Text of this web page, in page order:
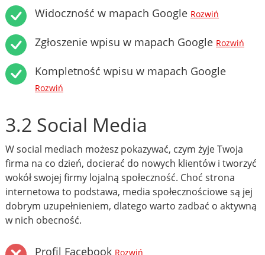
Widoczność w mapach Google Rozwiń
Zgłoszenie wpisu w mapach Google Rozwiń
Kompletność wpisu w mapach Google
Rozwiń
3.2 Social Media
W social mediach możesz pokazywać, czym żyje Twoja
firma na co dzień, docierać do nowych klientów i tworzyć
wokół swojej firmy lojalną społeczność. Choć strona
internetowa to podstawa, media społecznościowe są jej
dobrym uzupełnieniem, dlatego warto zadbać o aktywną
w nich obecność.
Profil Facebook